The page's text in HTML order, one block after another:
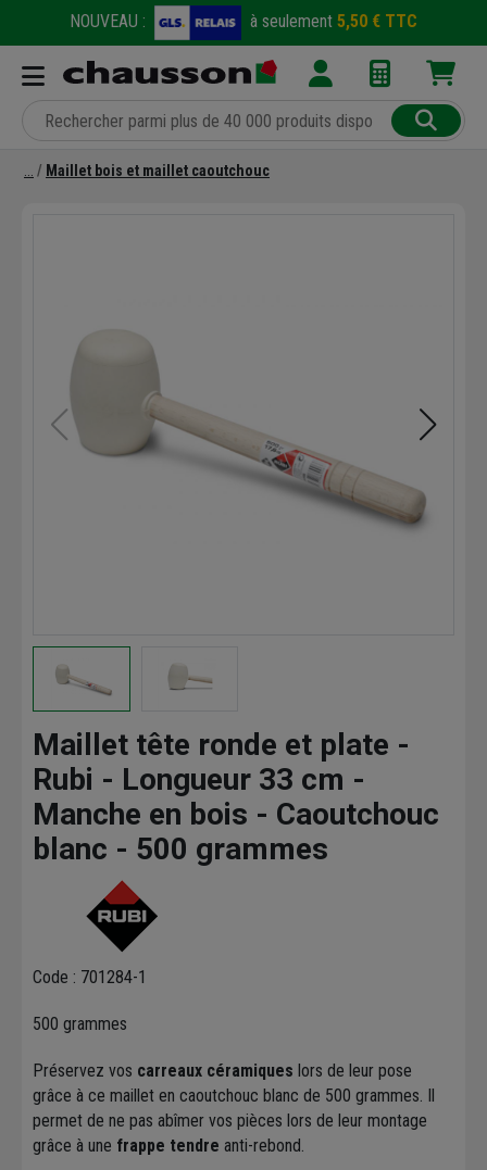
NOUVEAU : à seulement 5,50 € TTC
Maillet bois et maillet caoutchouc
Maillet tête ronde et plate -
Rubi - Longueur 33 cm -
Manche en bois - Caoutchouc
blanc - 500 grammes
Code : 701284-1
500 grammes
Préservez vos carreaux céramiques lors de leur pose
grâce à ce maillet en caoutchouc blanc de 500 grammes. Il
permet de ne pas abîmer vos pièces lors de leur montage
grâce à une frappe tendre anti-rebond.